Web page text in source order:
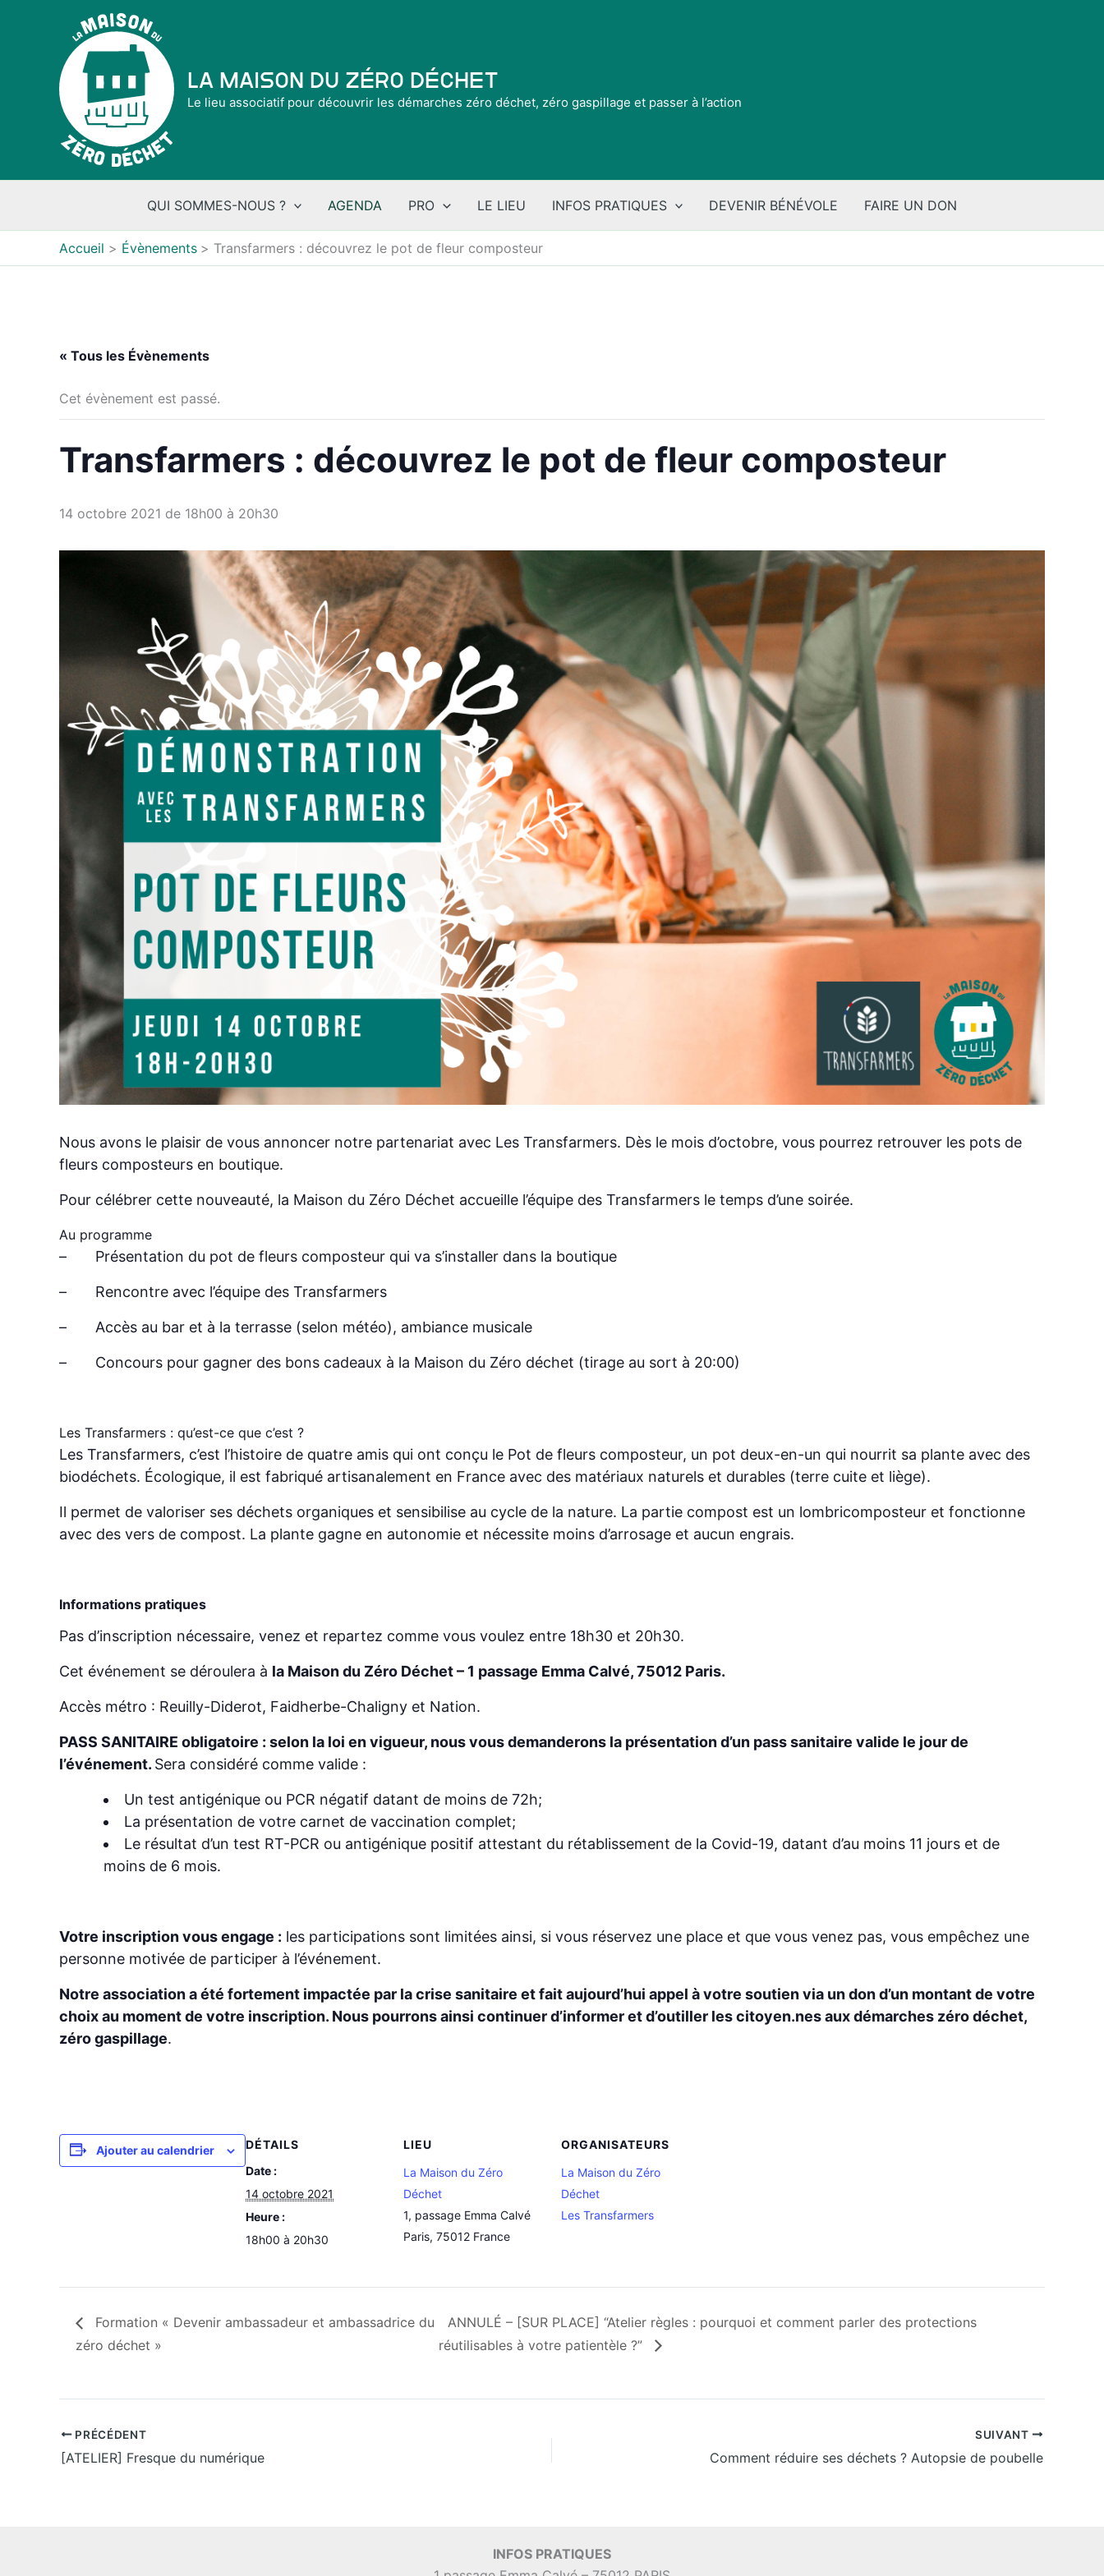
La Maison du Zéro Déchet
Le lieu associatif pour découvrir les démarches zéro déchet, zéro gaspillage et passer à l’action
QUI SOMMES-NOUS ? AGENDA PRO LE LIEU INFOS PRATIQUES DEVENIR BÉNÉVOLE FAIRE UN DON
Accueil Évènements Transfarmers : découvrez le pot de fleur composteur
« Tous les Évènements
Cet évènement est passé.
Transfarmers : découvrez le pot de fleur composteur
14 octobre 2021 de 18h00 à 20h30
Nous avons le plaisir de vous annoncer notre partenariat avec Les Transfarmers. Dès le mois d’octobre, vous pourrez retrouver les pots de
fleurs composteurs en boutique.
Pour célébrer cette nouveauté, la Maison du Zéro Déchet accueille l’équipe des Transfarmers le temps d’une soirée.
Au programme
– Présentation du pot de fleurs composteur qui va s’installer dans la boutique
– Rencontre avec l’équipe des Transfarmers
– Accès au bar et à la terrasse (selon météo), ambiance musicale
– Concours pour gagner des bons cadeaux à la Maison du Zéro déchet (tirage au sort à 20:00)
Les Transfarmers : qu’est-ce que c’est ?
Les Transfarmers, c’est l’histoire de quatre amis qui ont conçu le Pot de fleurs composteur, un pot deux-en-un qui nourrit sa plante avec des
biodéchets. Écologique, il est fabriqué artisanalement en France avec des matériaux naturels et durables (terre cuite et liège).
Il permet de valoriser ses déchets organiques et sensibilise au cycle de la nature. La partie compost est un lombricomposteur et fonctionne
avec des vers de compost. La plante gagne en autonomie et nécessite moins d’arrosage et aucun engrais.
Informations pratiques
Pas d’inscription nécessaire, venez et repartez comme vous voulez entre 18h30 et 20h30.
Cet événement se déroulera à la Maison du Zéro Déchet – 1 passage Emma Calvé, 75012 Paris.
Accès métro : Reuilly-Diderot, Faidherbe-Chaligny et Nation.
PASS SANITAIRE obligatoire : selon la loi en vigueur, nous vous demanderons la présentation d’un pass sanitaire valide le jour de
l’événement. Sera considéré comme valide :
Un test antigénique ou PCR négatif datant de moins de 72h;
La présentation de votre carnet de vaccination complet;
Le résultat d’un test RT-PCR ou antigénique positif attestant du rétablissement de la Covid-19, datant d’au moins 11 jours et de
moins de 6 mois.
Votre inscription vous engage : les participations sont limitées ainsi, si vous réservez une place et que vous venez pas, vous empêchez une
personne motivée de participer à l’événement.
Notre association a été fortement impactée par la crise sanitaire et fait aujourd’hui appel à votre soutien via un don d’un montant de votre
choix au moment de votre inscription. Nous pourrons ainsi continuer d’informer et d’outiller les citoyen.nes aux démarches zéro déchet,
zéro gaspillage.
Ajouter au calendrier
DÉTAILS
Date :
14 octobre 2021
Heure :
18h00 à 20h30
LIEU
La Maison du Zéro
Déchet
1, passage Emma Calvé
Paris, 75012 France
ORGANISATEURS
La Maison du Zéro
Déchet
Les Transfarmers
Formation « Devenir ambassadeur et ambassadrice du
zéro déchet »
ANNULÉ – [SUR PLACE] “Atelier règles : pourquoi et comment parler des protections
réutilisables à votre patientèle ?”
PRÉCÉDENT
[ATELIER] Fresque du numérique
SUIVANT
Comment réduire ses déchets ? Autopsie de poubelle
INFOS PRATIQUES